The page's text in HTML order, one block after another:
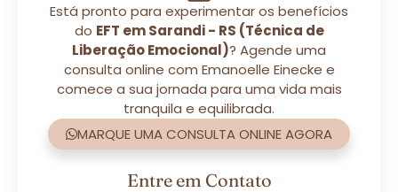
Está pronto para experimentar os benefícios
do EFT em Sarandi - RS (Técnica de
Liberação Emocional)? Agende uma
consulta online com Emanoelle Einecke e
comece a sua jornada para uma vida mais
tranquila e equilibrada.
MARQUE UMA CONSULTA ONLINE AGORA
Entre em Contato